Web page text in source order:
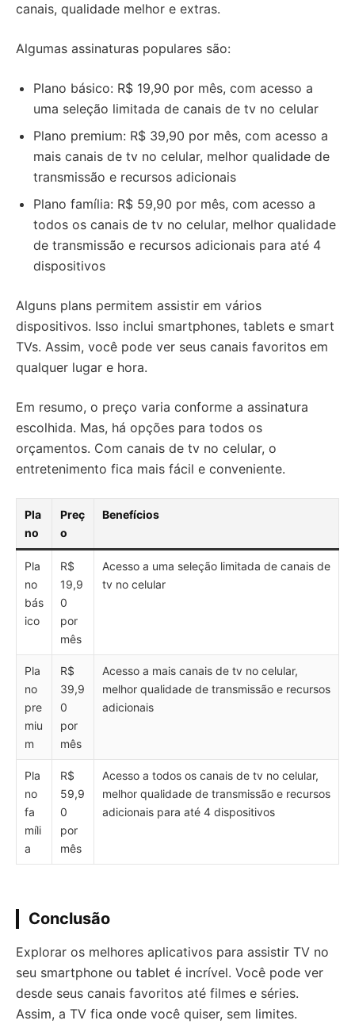
canais, qualidade melhor e extras.
Algumas assinaturas populares são:
Plano básico: R$ 19,90 por mês, com acesso a
uma seleção limitada de canais de tv no celular
Plano premium: R$ 39,90 por mês, com acesso a
mais canais de tv no celular, melhor qualidade de
transmissão e recursos adicionais
Plano família: R$ 59,90 por mês, com acesso a
todos os canais de tv no celular, melhor qualidade
de transmissão e recursos adicionais para até 4
dispositivos
Alguns plans permitem assistir em vários
dispositivos. Isso inclui smartphones, tablets e smart
TVs. Assim, você pode ver seus canais favoritos em
qualquer lugar e hora.
Em resumo, o preço varia conforme a assinatura
escolhida. Mas, há opções para todos os
orçamentos. Com canais de tv no celular, o
entretenimento fica mais fácil e conveniente.
Pla
no
Preç
o
Benefícios
Pla
no
bás
ico
R$
19,9
0
por
mês
Acesso a uma seleção limitada de canais de
tv no celular
Pla
no
pre
miu
m
R$
39,9
0
por
mês
Acesso a mais canais de tv no celular,
melhor qualidade de transmissão e recursos
adicionais
Pla
no
fa
míli
a
R$
59,9
0
por
mês
Acesso a todos os canais de tv no celular,
melhor qualidade de transmissão e recursos
adicionais para até 4 dispositivos
Conclusão
Explorar os melhores aplicativos para assistir TV no
seu smartphone ou tablet é incrível. Você pode ver
desde seus canais favoritos até filmes e séries.
Assim, a TV fica onde você quiser, sem limites.